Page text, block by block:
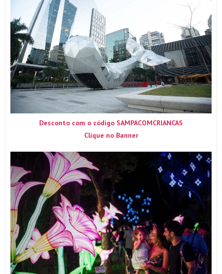
Desconto com o código SAMPACOMCRIANCAS
Clique no Banner